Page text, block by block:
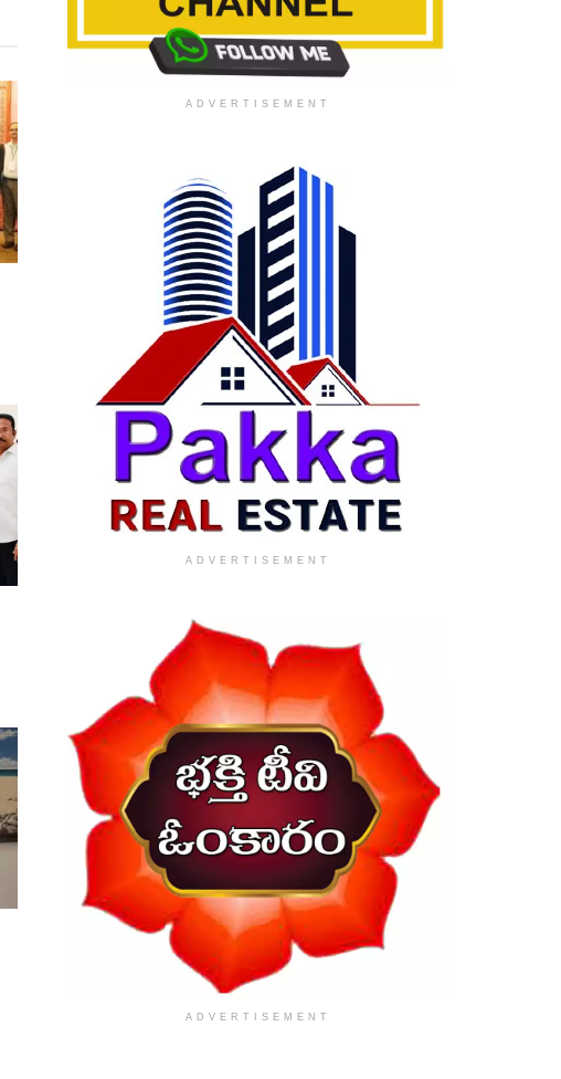
ADVERTISEMENT
ADVERTISEMENT
ADVERTISEMENT